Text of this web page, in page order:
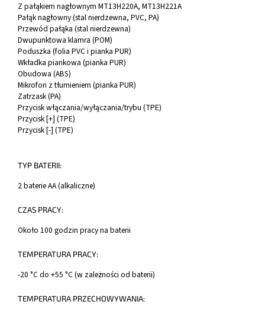
Z pałąkiem nagłownym MT13H220A, MT13H221A
Pałąk nagłowny (stal nierdzewna, PVC, PA)
Przewód pałąka (stal nierdzewna)
Dwupunktowa klamra (POM)
Poduszka (folia PVC i pianka PUR)
Wkładka piankowa (pianka PUR)
Obudowa (ABS)
Mikrofon z tłumieniem (pianka PUR)
Zatrzask (PA)
Przycisk włączania/wyłączania/trybu (TPE)
Przycisk [+] (TPE)
Przycisk [-] (TPE)
TYP BATERII:
2 baterie AA (alkaliczne)
CZAS PRACY:
Około 100 godzin pracy na baterii
TEMPERATURA PRACY:
-20 °C do +55 °C (w zależności od baterii)
TEMPERATURA PRZECHOWYWANIA: